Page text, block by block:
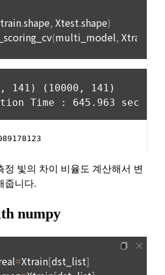
가 게재된 전자우편을 수신한 “회
우에 “회사”에게 수신거절을 할 수 있
권한)
는 “인재회원”의 개인정보를 “기업회
작업을 수행할 수 있다.
는 “인재회원”이 회원가입시 또는 인재
백하게 허위의 사실에 기초한 내용이
없이 언제든지 삭제하거나 수정할 수
인재풀 등록 정보’는 취업 및 관련 동향
있고 그 자료는 매체를 통해 언론에 배
정보에는 개인을 식별할 수 있는 개
“사이트”에서 정당한 절차를 거쳐 열람
기간제’에 따라 1년간 서비스를 이용하
를 별도로 분리 보관하여 관리하고 있
위해 입력한 정보는 목적이 달성된 후
이의 경우 별도의 서류함) 내부 방침 및
보보호 사유에 따라 일정 기간 저장된
옮겨진 개인정보는 법률에 의한 경우
분쇄기로 분쇄하거나 소각을 통해 파
용하여 삭제합니다.